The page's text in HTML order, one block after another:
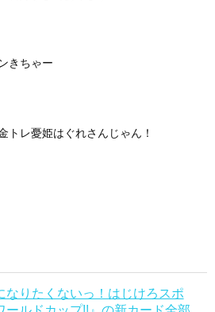
きちゃー
トレ憂姫はぐれさんじゃん！
なりたくないっ！はじけろスポ